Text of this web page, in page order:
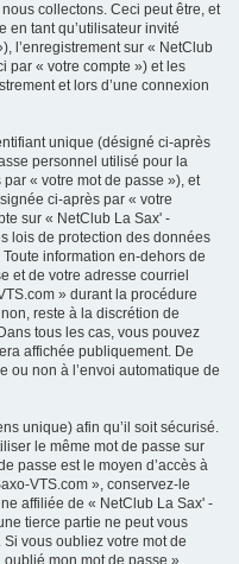
collectons. Ceci peut être, et
en tant qu’utilisateur invité
l’enregistrement sur « NetClub
par « votre compte ») et les
et lors d’une connexion
unique (désigné ci-après
personnel utilisé pour la
« votre mot de passe »), et
ci-après par « votre
sur « NetClub La Sax' -
lois de protection des données
information en-dehors de
et de votre adresse courriel
» durant la procédure
reste à la discrétion de
tous les cas, vous pouvez
affichée publiquement. De
ou non à l’envoi automatique de
unique) afin qu’il soit sécurisé.
le même mot de passe sur
passe est le moyen d’accès à
VTS.com », conservez-le
affiliée de « NetClub La Sax' -
tierce partie ne peut vous
vous oubliez votre mot de
mon mot de passe »